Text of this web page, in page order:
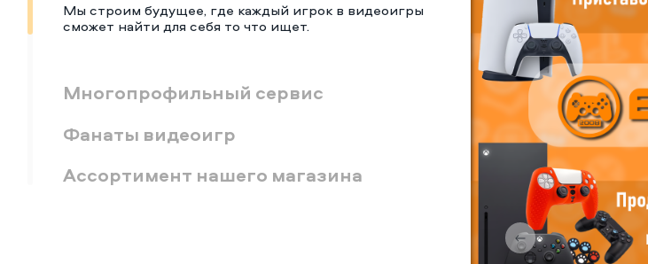
Мы строим будущее, где каждый игрок в видеоигры
сможет найти для себя то что ищет.
Многопрофильный сервис
Фанаты видеоигр
Ассортимент нашего магазина